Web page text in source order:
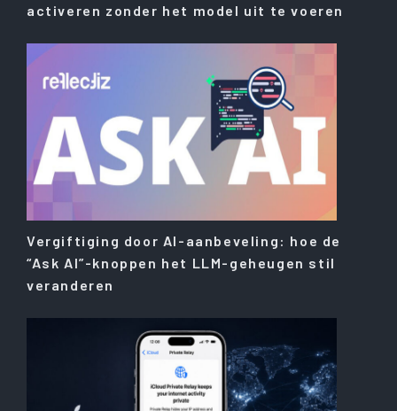
activeren zonder het model uit te voeren
Vergiftiging door AI-aanbeveling: hoe de
“Ask AI”-knoppen het LLM-geheugen stil
veranderen